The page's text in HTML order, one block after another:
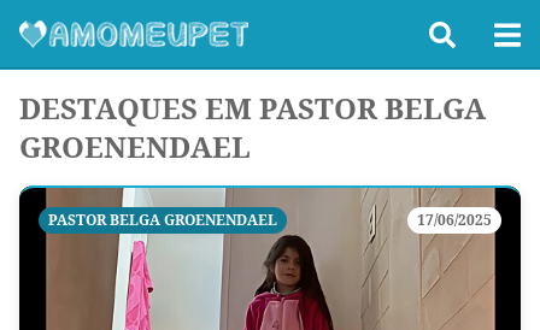
DESTAQUES EM PASTOR BELGA
GROENENDAEL
PASTOR BELGA GROENENDAEL 17/06/2025